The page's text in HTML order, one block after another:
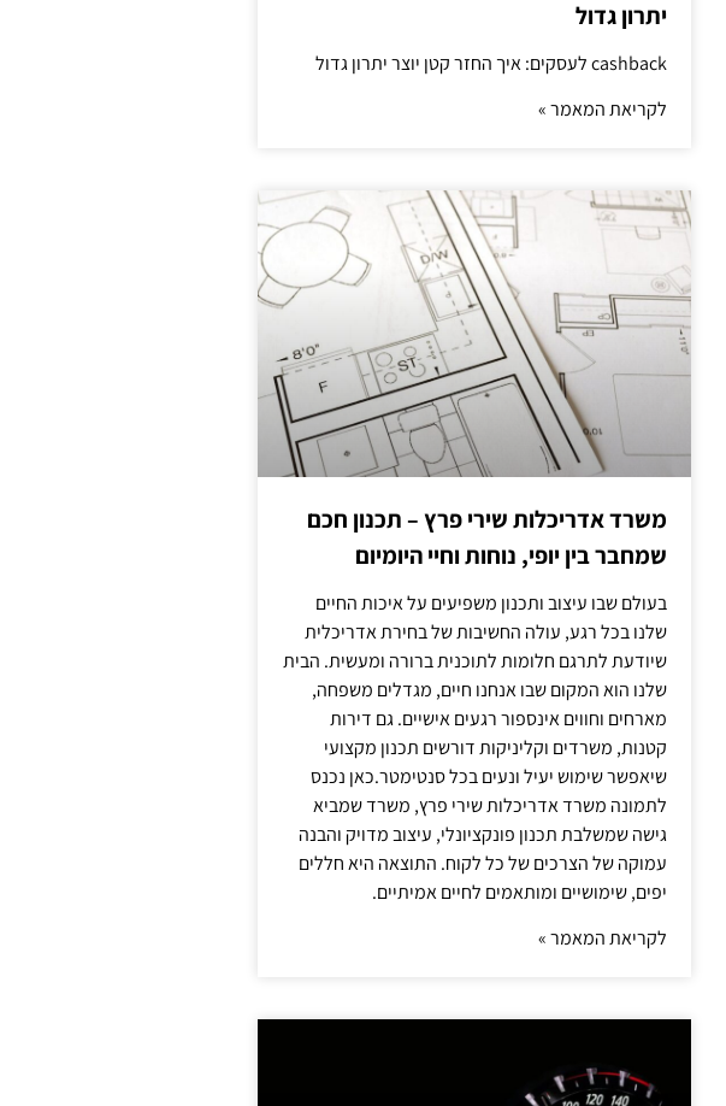
יתרון גדול
cashback לעסקים: איך החזר קטן יוצר יתרון גדול
לקריאת המאמר »
משרד אדריכלות שירי פרץ – תכנון חכם
שמחבר בין יופי, נוחות וחיי היומיום
בעולם שבו עיצוב ותכנון משפיעים על איכות החיים
שלנו בכל רגע, עולה החשיבות של בחירת אדריכלית
שיודעת לתרגם חלומות לתוכנית ברורה ומעשית. הבית
שלנו הוא המקום שבו אנחנו חיים, מגדלים משפחה,
מארחים וחווים אינספור רגעים אישיים. גם דירות
קטנות, משרדים וקליניקות דורשים תכנון מקצועי
שיאפשר שימוש יעיל ונעים בכל סנטימטר.כאן נכנס
לתמונה משרד אדריכלות שירי פרץ, משרד שמביא
גישה שמשלבת תכנון פונקציונלי, עיצוב מדויק והבנה
עמוקה של הצרכים של כל לקוח. התוצאה היא חללים
יפים, שימושיים ומותאמים לחיים אמיתיים.
לקריאת המאמר »